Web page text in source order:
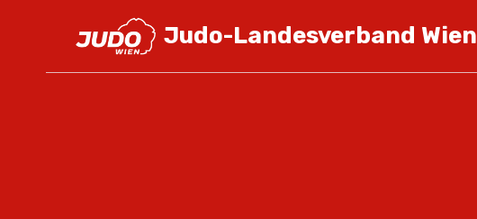
Judo-Landesverband Wien